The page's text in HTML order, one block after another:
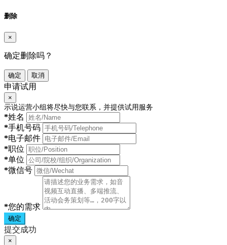
删除
×
确定删除吗？
确定 取消
申请试用
×
示说运营小组将尽快与您联系，并提供试用服务
*姓名
*手机号码
*电子邮件
*职位
*单位
*微信号
*您的需求
确定
提交成功
×